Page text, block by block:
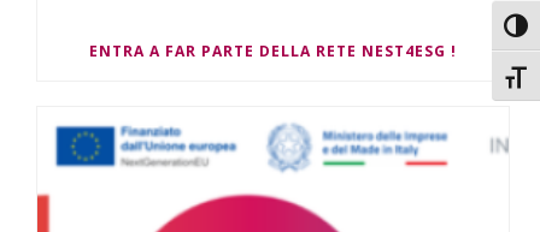
ENTRA A FAR PARTE DELLA RETE NEST4ESG !